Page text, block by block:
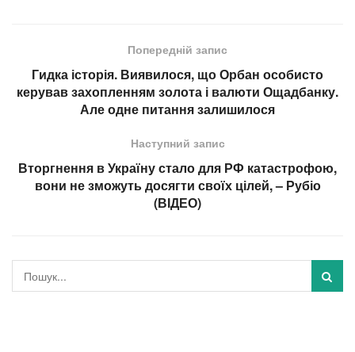
Попередній запис
Гидка історія. Виявилося, що Орбан особисто
керував захопленням золота і валюти Ощадбанку.
Але одне питання залишилося
Наступний запис
Вторгнення в Україну стало для РФ катастрофою,
вони не зможуть досягти своїх цілей, – Рубіо
(ВІДЕО)